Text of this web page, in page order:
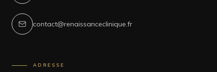
contact@renaissanceclinique.fr
ADRESSE